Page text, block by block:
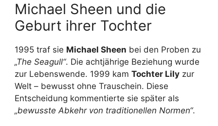
Michael Sheen und die
Geburt ihrer Tochter
1995 traf sie Michael Sheen bei den Proben zu
„The Seagull“. Die achtjährige Beziehung wurde
zur Lebenswende. 1999 kam Tochter Lily zur
Welt – bewusst ohne Trauschein. Diese
Entscheidung kommentierte sie später als
„bewusste Abkehr von traditionellen Normen“.